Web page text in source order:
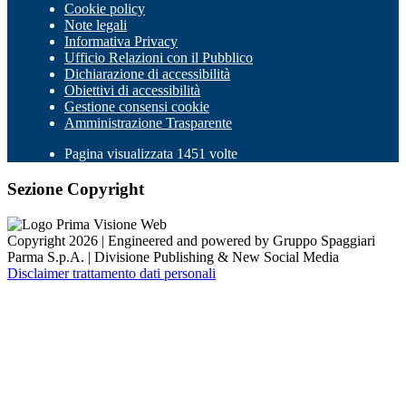
Cookie policy
Note legali
Informativa Privacy
Ufficio Relazioni con il Pubblico
Dichiarazione di accessibilità
Obiettivi di accessibilità
Gestione consensi cookie
Amministrazione Trasparente
Pagina visualizzata 1451 volte
Sezione Copyright
Copyright 2026 | Engineered and powered by Gruppo Spaggiari
Parma S.p.A. | Divisione Publishing & New Social Media
Disclaimer trattamento dati personali